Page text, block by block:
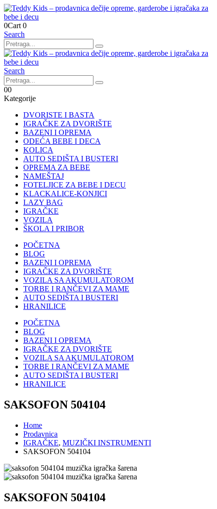
0Cart 0
Search
Search
00
Kategorije
DVORISTE I BASTA
IGRAČKE ZA DVORIŠTE
BAZENI I OPREMA
ODEĆA BEBE I DECA
KOLICA
AUTO SEDIŠTA I BUSTERI
OPREMA ZA BEBE
NAMEŠTAJ
FOTELJICE ZA BEBE I DECU
KLACKALICE-KONJICI
LAZY BAG
IGRAČKE
VOZILA
ŠKOLA I PRIBOR
POČETNA
BLOG
BAZENI I OPREMA
IGRAČKE ZA DVORIŠTE
VOZILA SA AKUMULATOROM
TORBE I RANČEVI ZA MAME
AUTO SEDIŠTA I BUSTERI
HRANILICE
POČETNA
BLOG
BAZENI I OPREMA
IGRAČKE ZA DVORIŠTE
VOZILA SA AKUMULATOROM
TORBE I RANČEVI ZA MAME
AUTO SEDIŠTA I BUSTERI
HRANILICE
SAKSOFON 504104
Home
Prodavnica
IGRAČKE, MUZIČKI INSTRUMENTI
SAKSOFON 504104
SAKSOFON 504104